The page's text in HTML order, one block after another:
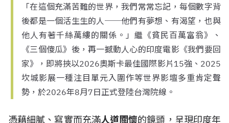
「在這個充滿苦難的世界，我們常常忘記，每個數字背
後都是一個活生生的人──他們有夢想、有渴望，也與
他人有著千絲萬縷的關係。」繼《貧民百萬富翁》、
《三個傻瓜》後，再一撼動人心的印度電影《我們要回
家》，即將挾以2026奧斯卡最佳國際影片15強、2025
坎城影展一種注目單元入圍作等世界影壇多重肯定聲
勢，於2026年8月7日正式登陸台灣院線。
憑藉細膩、寫實而充滿人道關懷的鏡頭，呈現印度年